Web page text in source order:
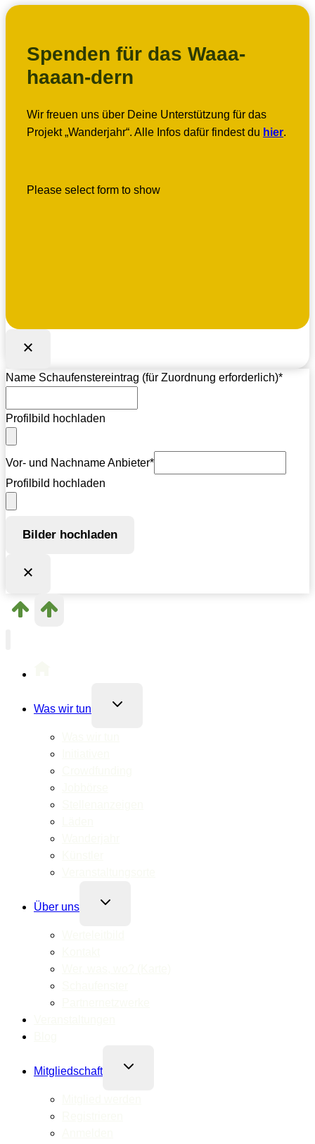
Spenden für das Waaa-
haaan-dern
Wir freuen uns über Deine Unterstützung für das
Projekt „Wanderjahr“. Alle Infos dafür findest du hier.
Please select form to show
Name Schaufenstereintrag (für Zuordnung erforderlich)*
Profilbild hochladen
Vor- und Nachname Anbieter*
Profilbild hochladen
Bilder hochladen
Was wir tun
Untermenü
Über uns
Untermenü
Mitgliedschaft
Untermenü